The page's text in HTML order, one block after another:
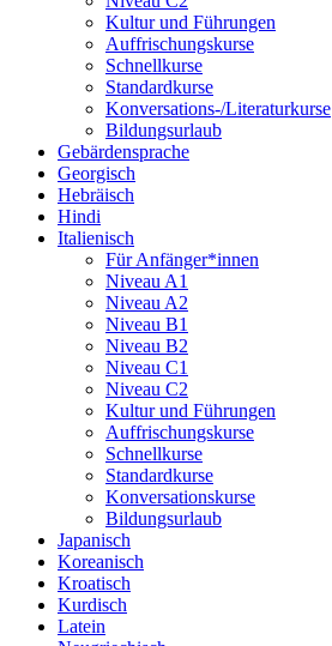
Kultur und Führungen
Auffrischungskurse
Schnellkurse
Standardkurse
Konversations-/Literaturkurse
Bildungsurlaub
Gebärdensprache
Georgisch
Hebräisch
Hindi
Italienisch
Für Anfänger*innen
Niveau A1
Niveau A2
Niveau B1
Niveau B2
Niveau C1
Niveau C2
Kultur und Führungen
Auffrischungskurse
Schnellkurse
Standardkurse
Konversationskurse
Bildungsurlaub
Japanisch
Koreanisch
Kroatisch
Kurdisch
Latein